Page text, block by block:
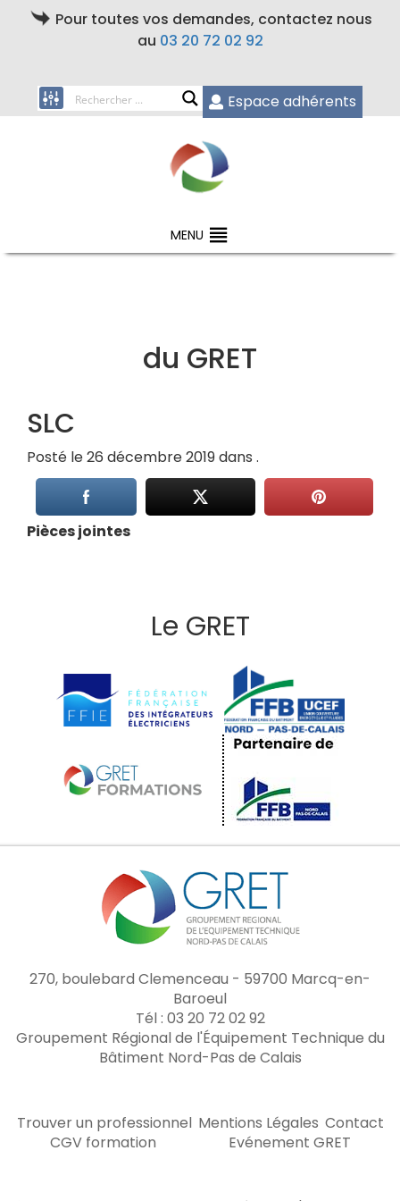
Pour toutes vos demandes, contactez nous
au 03 20 72 02 92
Espace adhérents
MENU
du GRET
SLC
Posté le 26 décembre 2019 dans .
Pièces jointes
Le GRET
270, boulebard Clemenceau - 59700 Marcq-en-
Baroeul
Tél : 03 20 72 02 92
Groupement Régional de l'Équipement Technique du
Bâtiment Nord-Pas de Calais
Trouver un professionnel Mentions Légales Contact
CGV formation
Evénement GRET